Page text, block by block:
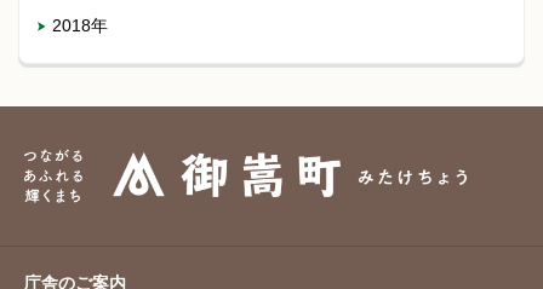
2018年
庁舎のご案内